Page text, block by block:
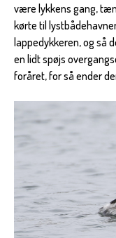
være lykkens gang,
kørte til
lappedykkeren, og så
en lidt spøjs
foråret, for så ender